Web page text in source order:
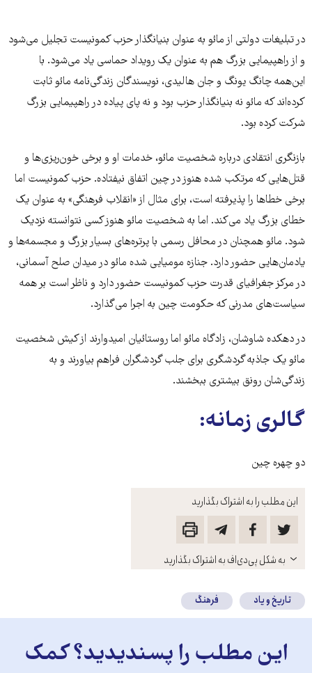
این مطلب را به اشتراک بگذارید
باز
کنید
به شکل پی‌دی‌اف به اشتراک بگذارید
در تبلیغات دولتی از مائو به عنوان بنیانگذار حزب کمونیست تجلیل می‌شود
و از راهپیمایی بزرگ هم به عنوان یک رویداد حماسی یاد می‌شود. با
این‌همه چانگ یونگ و جان هالیدی، نویسندگان زندگی‌نامه مائو ثابت
کرده‌اند که مائو نه بنیانگذار حزب بود و نه پای پیاده در راهپیمایی بزرگ
شرکت کرده بود.
بازنگری انتقادی درباره شخصیت مائو، خدمات او و برخی خون‌ریزی‌ها و
قتل‌هایی که مرتکب شده هنوز در چین اتفاق نیفتاده. حزب کمونیست اما
برخی خطاها را پذیرفته است، برای مثال از «انقلاب فرهنگی» به عنوان یک
خطای بزرگ یاد می‌کند. اما به شخصیت مائو هنوز کسی نتوانسته نزدیک
شود. مائو همچنان در محافل رسمی با پرتره‌های بسیار بزرگ و مجسمه‌ها و
یادمان‌هایی حضور دارد. جنازه مومیایی شده مائو در میدان صلح آسمانی،
در مرکز جغرافیای قدرت حزب کمونیست حضور دارد و ناظر است بر همه
سیاست‌های مدرنی که حکومت چین به اجرا می‌گذارد.
در دهکده شاوشان، زادگاه مائو اما روستائیان امیدوارند از کیش شخصیت
مائو یک جاذبه گردشگری برای جلب گردشگران فراهم بیاورند و به
زندگی‌شان رونق بیشتری ببخشند.
گالری زمانه:
دو چهره چین
تاریخ و یاد فرهنگ
این مطلب را پسندیدید؟ کمک